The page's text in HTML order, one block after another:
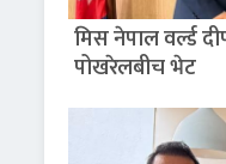
मिस नेपाल वर्ल्ड
पोखरेलबीच भेट